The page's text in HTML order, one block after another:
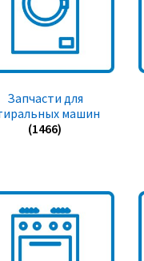
Запчасти для
машин
(1466)